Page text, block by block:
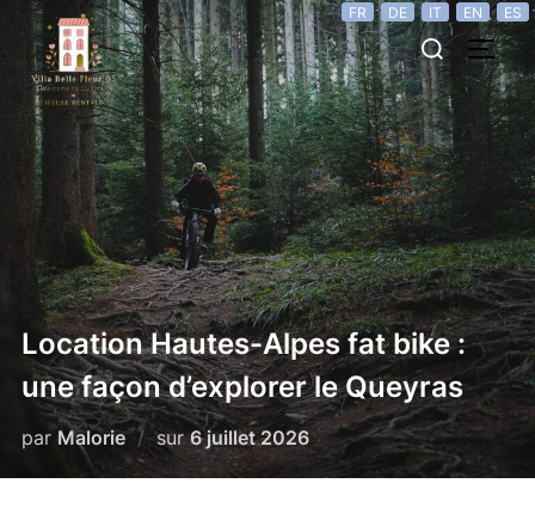
FR DE IT EN ES
Location Hautes-Alpes fat bike :
une façon d’explorer le Queyras
par Malorie sur6 juillet 2026